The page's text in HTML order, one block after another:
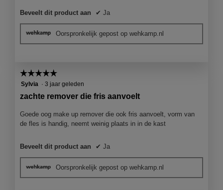
Beveelt dit product aan ✔ Ja
Oorspronkelijk gepost op wehkamp.nl
☆☆☆☆☆
☆☆☆☆☆
5
sterren.
Sylvia · 3 jaar geleden
zachte remover die fris aanvoelt
Goede oog make up remover die ook fris aanvoelt, vorm van
de fles is handig, neemt weinig plaats in in de kast
Beveelt dit product aan ✔ Ja
Oorspronkelijk gepost op wehkamp.nl